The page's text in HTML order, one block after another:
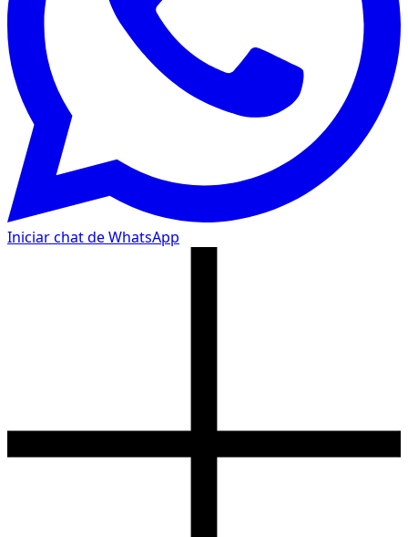
Iniciar chat de WhatsApp